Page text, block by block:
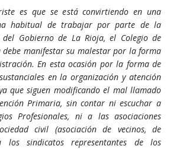
es que se está convirtiendo en una
habitual de trabajar por parte de la
del Gobierno de La Rioja, el Colegio de
debe manifestar su malestar por la forma
En esta ocasión por la forma de
en la organización y atención
que siguen modificando el mal llamado
Primaria, sin contar ni escuchar a
Profesionales, ni a las asociaciones
civil (asociación de vecinos, de
los sindicatos representantes de los